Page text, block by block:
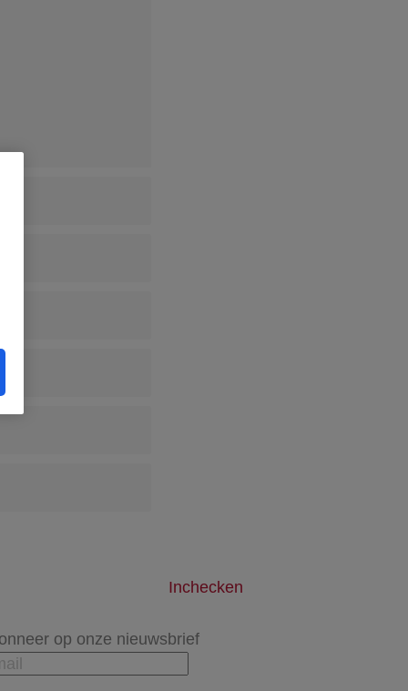
Inchecken
op onze nieuwsbrief